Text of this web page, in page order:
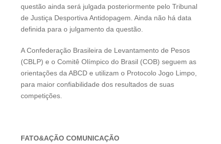
questão ainda será julgada posteriormente pelo Tribunal
de Justiça Desportiva Antidopagem. Ainda não há data
definida para o julgamento da questão.
A Confederação Brasileira de Levantamento de Pesos
(CBLP) e o Comitê Olímpico do Brasil (COB) seguem as
orientações da ABCD e utilizam o Protocolo Jogo Limpo,
para maior confiabilidade dos resultados de suas
competições.
FATO&AÇÃO COMUNICAÇÃO